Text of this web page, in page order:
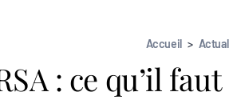
Accueil >
: ce qu’il